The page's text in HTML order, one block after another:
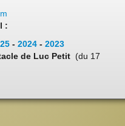
:
- 2024 - 2023
de Luc Petit (du 17